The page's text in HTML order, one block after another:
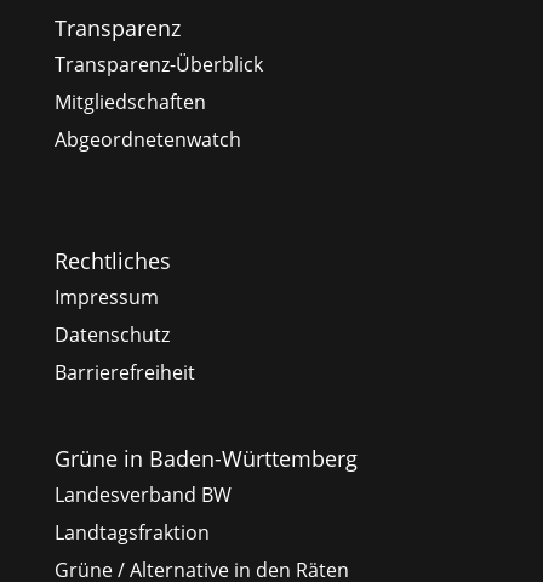
Transparenz
Transparenz-Überblick
Mitgliedschaften
Abgeordnetenwatch
Rechtliches
Impressum
Datenschutz
Barrierefreiheit
Grüne in Baden-Württemberg
Landesverband BW
Landtagsfraktion
Grüne / Alternative in den Räten